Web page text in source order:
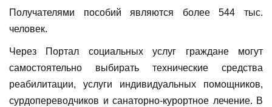
Получателями пособий являются более 544 тыс.
человек.
Через Портал социальных услуг граждане могут
самостоятельно выбирать технические средства
реабилитации, услуги индивидуальных помощников,
сурдопереводчиков и санаторно-курортное лечение. В